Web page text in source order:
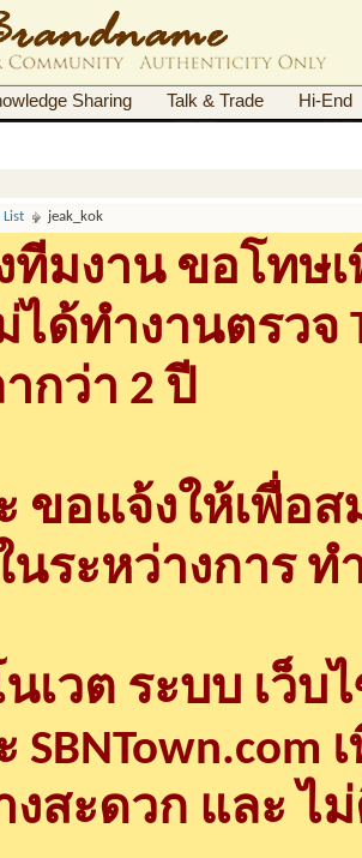
Sharing Talk & Trade Hi-End
jeak_kok
ทีมงาน ขอโทษ
ได้ทำงานตรวจ
ากว่า 2 ปี
ขอแจ้งให้เพื่อ
นระหว่างการ ท
เวต ระบบ เว็บ
งสะดวก และ ไ